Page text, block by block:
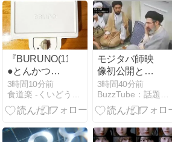
『BURUNO(11)』
●とんかつ＆
キャベツhs
3時間10分前
モジタバ師映
像初公開とメ
ヘル通信 米と
の戦闘で重傷
負い公の場に
さず…(2026年
3時間40分前